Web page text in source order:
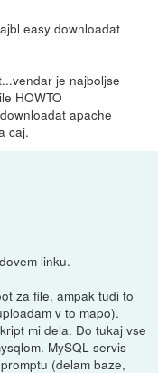
easy downloadat
je najboljse
HOWTO
apache
caj.
linku.
za file, ampak tudi to
v to mapo).
mi dela. Do tukaj vse
MySQL servis
(delam baze,